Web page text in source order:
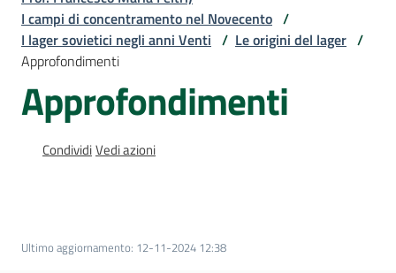
Porte
aperte
in
Assemblea
itineranti
memoria
I campi di concentramento nel Novecento /
I lager sovietici negli anni Venti / Le origini del lager /
Approfondimenti
Approfondimenti
CondividiVedi azioni
Ultimo aggiornamento: 12-11-2024 12:38